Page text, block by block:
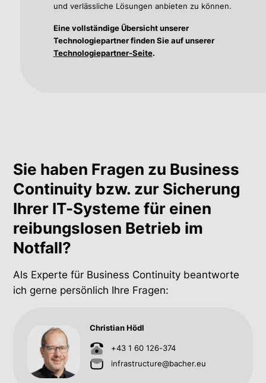
und verlässliche Lösungen anbieten zu können.
Eine vollständige Übersicht unserer
Technologiepartner finden Sie auf unserer
Technologiepartner-Seite.
Sie haben Fragen zu Business
Continuity bzw. zur Sicherung
Ihrer IT-Systeme für einen
reibungslosen Betrieb im
Notfall?
Als Experte für Business Continuity beantworte
ich gerne persönlich Ihre Fragen:
Christian Hödl
+43 1 60 126-374
infrastructure@bacher.eu